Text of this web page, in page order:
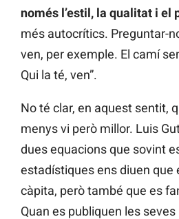
només l’estil, la qualitat i el
més autocrítics. Preguntar-
ven, per exemple. El camí
Qui la té, ven”.
No té clar, en aquest sentit,
menys vi però millor. Luis
dues equacions que sovint
estadístiques ens diuen que
càpita, però també que es
Quan es publiquen les